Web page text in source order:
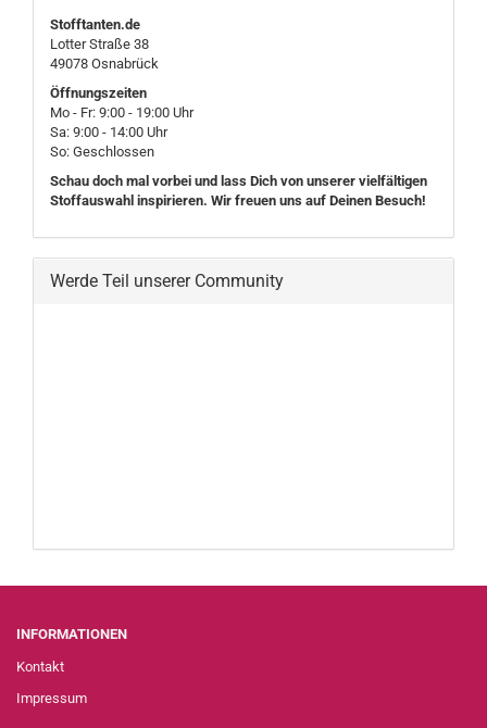
Stofftanten.de
Lotter Straße 38
49078 Osnabrück
Öffnungszeiten
Mo - Fr: 9:00 - 19:00 Uhr
Sa: 9:00 - 14:00 Uhr
So: Geschlossen
Schau doch mal vorbei und lass Dich von unserer vielfältigen
Stoffauswahl inspirieren. Wir freuen uns auf Deinen Besuch!
Werde Teil unserer Community
INFORMATIONEN
Kontakt
Impressum